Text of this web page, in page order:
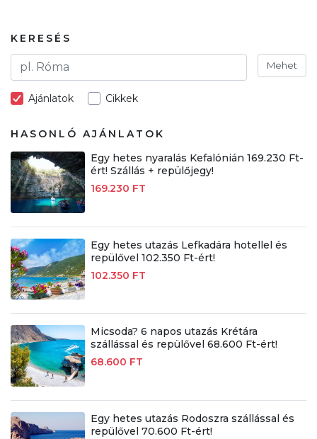
KERESÉS
Mehet
Ajánlatok Cikkek
HASONLÓ AJÁNLATOK
Egy hetes nyaralás Kefalónián 169.230 Ft-
ért! Szállás + repülőjegy!
169.230 FT
Egy hetes utazás Lefkadára hotellel és
repülővel 102.350 Ft-ért!
102.350 FT
Micsoda? 6 napos utazás Krétára
szállással és repülővel 68.600 Ft-ért!
68.600 FT
Egy hetes utazás Rodoszra szállással és
repülővel 70.600 Ft-ért!